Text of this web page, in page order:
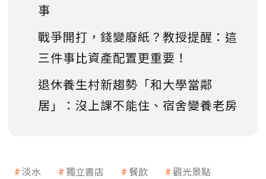
事
戰爭開打，錢變廢紙？教授提醒：這
三件事比資產配置更重要！
退休養生村新趨勢「和大學當鄰
居」：沒上課不能住、宿舍變養老房
淡水 獨立書店 餐飲
觀光景點